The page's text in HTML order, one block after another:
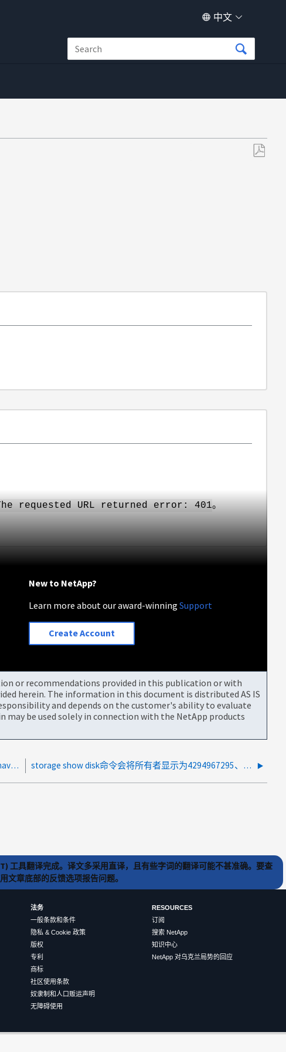
中文
requested URL returned error: 401。
New to NetApp?
Learn more about our award-winningSupport
Create Account
or recommendations provided in this publication or with
herein. The information in this document is distributed AS IS
and depends on the customer's ability to evaluate
be used solely in connection with the NetApp products
storage disk replace命令预检失败、并显示does not have enough spare capacity错误消息 storage show disk命令会将所有者显示为4294967295、而不是存储系统sysd
工具翻译完成。译文多采用直译，且有些字词的翻译可能不甚准确。要查
文章底部的反馈选项报告问题。
法务
一般条款和条件
隐私 & Cookie 政策
版权
专利
商标
社区使用条款
奴隶制和人口贩运声明
无障碍使用
RESOURCES
订阅
搜索 NetApp
知识中心
NetApp 对乌克兰局势的回应